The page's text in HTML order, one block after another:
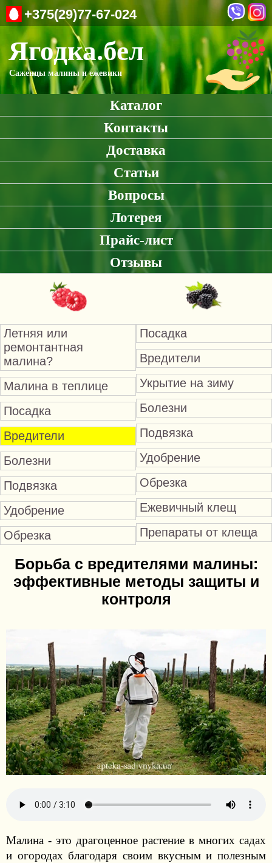
+375(29)77-67-024
Ягодка.бел
Саженцы малины и ежевики
Каталог
Контакты
Доставка
Статьи
Вопросы
Лотерея
Прайс-лист
Отзывы
Летняя или
ремонтантная
малина?
Малина в теплице
Посадка
Вредители
Болезни
Подвязка
Удобрение
Обрезка
Посадка
Вредители
Укрытие на зиму
Болезни
Подвязка
Удобрение
Обрезка
Ежевичный клещ
Препараты от клеща
Борьба с вредителями малины:
эффективные методы защиты и
контроля
Малина - это драгоценное растение в многих садах
и огородах благодаря своим вкусным и полезным